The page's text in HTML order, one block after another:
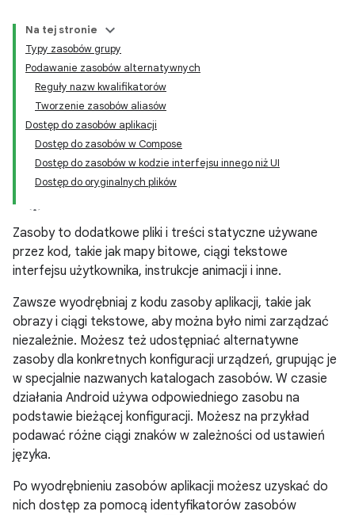
Na tej stronie
Typy zasobów grupy
Podawanie zasobów alternatywnych
Reguły nazw kwalifikatorów
Tworzenie zasobów aliasów
Dostęp do zasobów aplikacji
Dostęp do zasobów w Compose
Dostęp do zasobów w kodzie interfejsu innego niż UI
Dostęp do oryginalnych plików
Zasoby to dodatkowe pliki i treści statyczne używane
przez kod, takie jak mapy bitowe, ciągi tekstowe
interfejsu użytkownika, instrukcje animacji i inne.
Zawsze wyodrębniaj z kodu zasoby aplikacji, takie jak
obrazy i ciągi tekstowe, aby można było nimi zarządzać
niezależnie. Możesz też udostępniać alternatywne
zasoby dla konkretnych konfiguracji urządzeń, grupując je
w specjalnie nazwanych katalogach zasobów. W czasie
działania Android używa odpowiedniego zasobu na
podstawie bieżącej konfiguracji. Możesz na przykład
podawać różne ciągi znaków w zależności od ustawień
języka.
Po wyodrębnieniu zasobów aplikacji możesz uzyskać do
nich dostęp za pomocą identyfikatorów zasobów